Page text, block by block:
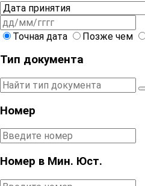
Точная дата Позже чем
Тип документа
Номер
Номер в Мин. Юст.